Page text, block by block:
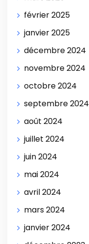
février 2025
janvier 2025
décembre 2024
novembre 2024
octobre 2024
septembre 2024
août 2024
juillet 2024
juin 2024
mai 2024
avril 2024
mars 2024
janvier 2024